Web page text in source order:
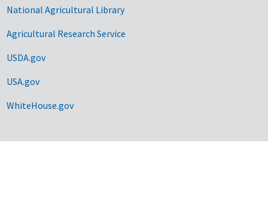
National Agricultural Library
Agricultural Research Service
USDA.gov
USA.gov
WhiteHouse.gov